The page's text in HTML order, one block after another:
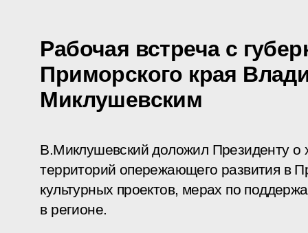
Рабочая встреча с
Приморского края
Миклушевским
В.Миклушевский доложил Президенту о
территорий опережающего развития в
культурных проектов, мерах по
в регионе.